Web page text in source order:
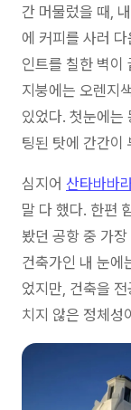
간 머물렀을 때,
에 커피를 사러
인트를 칠한 벽이
지붕에는 오렌지
있었다. 첫눈에는
팅된 탓에 간간이
심지어 산타바바
말 다 했다. 한편
봤던 공항 중 가
건축가인 내 눈에
었지만, 건축을
치지 않은 정체성